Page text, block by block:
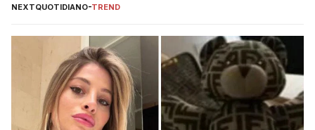
NEXTQUOTIDIANO-TREND